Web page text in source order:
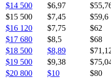
$14 500
$6,97
$15 500
$7,45 $59,6
$16 120
$7,75 $62
$17 680
$8,5 $68
$18 500
$8,89
$19 500
$9,38
$20 800
$10 $80